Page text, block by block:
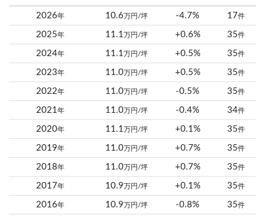
2026年 10.6 万円/坪 -4.7% 17件
2025年 11.1 万円/坪 +0.6% 35件
2024年 11.1 万円/坪 +0.5% 35件
2023年 11.0 万円/坪 +0.5% 35件
2022年 11.0 万円/坪 -0.5% 35件
2021年 11.0 万円/坪 -0.4% 34件
2020年 11.1 万円/坪 +0.1% 35件
2019年 11.0 万円/坪 +0.7% 35件
2018年 11.0 万円/坪 +0.7% 35件
2017年 10.9 万円/坪 +0.1% 35件
2016年 10.9 万円/坪 -0.8% 35件